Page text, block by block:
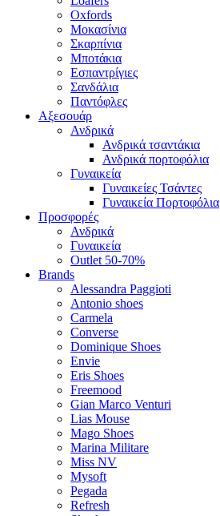
Oxfords
Μοκασίνια
Σκαρπίνια
Μποτάκια
Εσπαντρίγιες
Σανδάλια
Παντόφλες
Αξεσουάρ
Ανδρικά
Ανδρικά τσαντάκια
Ανδρικά πορτοφόλια
Γυναικεία
Γυναικείες Τσάντες
Γυναικεία Πορτοφόλια
Προσφορές
Ανδρικά
Γυναικεία
Outlet 50-70%
Brands
Alessandra Paggioti
Antonio shoes
Carmela
Converse
Dominique Shoes
Envie
Eris Shoes
Freemood
Gian Marco Venturi
Lias Mouse
Mago Shoes
Marina Militare
Miss NV
Mysoft
Pegada
Refresh